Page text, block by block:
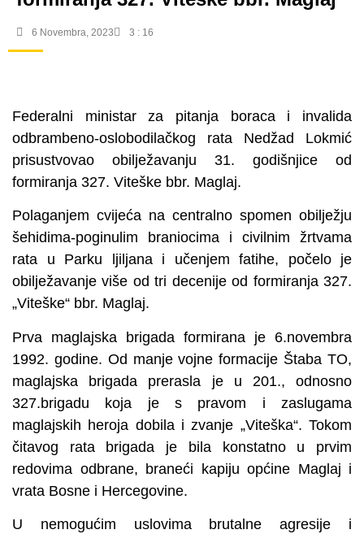
6 Novembra, 2023 3 : 16
Federalni ministar za pitanja boraca i invalida
odbrambeno-oslobodilačkog rata Nedžad Lokmić
prisustvovao obilježavanju 31. godišnjice od
formiranja 327. Viteške bbr. Maglaj.
Polaganjem cvijeća na centralno spomen obilježju
šehidima-poginulim braniocima i civilnim žrtvama
rata u Parku ljiljana i učenjem fatihe, počelo je
obilježavanje više od tri decenije od formiranja 327.
„Viteške“ bbr. Maglaj.
Prva maglajska brigada formirana je 6.novembra
1992. godine. Od manje vojne formacije Štaba TO,
maglajska brigada prerasla je u 201., odnosno
327.brigadu koja je s pravom i zaslugama
maglajskih heroja dobila i zvanje „Viteška“. Tokom
čitavog rata brigada je bila konstatno u prvim
redovima odbrane, braneći kapiju općine Maglaj i
vrata Bosne i Hercegovine.
U nemogućim uslovima brutalne agresije i